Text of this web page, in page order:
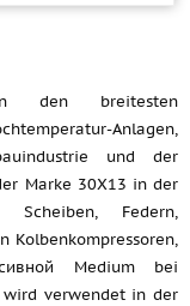
den breitesten
Anlagen,
und der
Marke 30Х13 in der
Federn,
Kolbenkompressoren,
Medium bei
wird verwendet in der